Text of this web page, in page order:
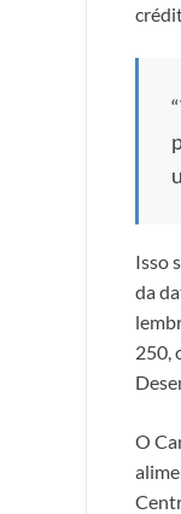
Isso
da
250,
O